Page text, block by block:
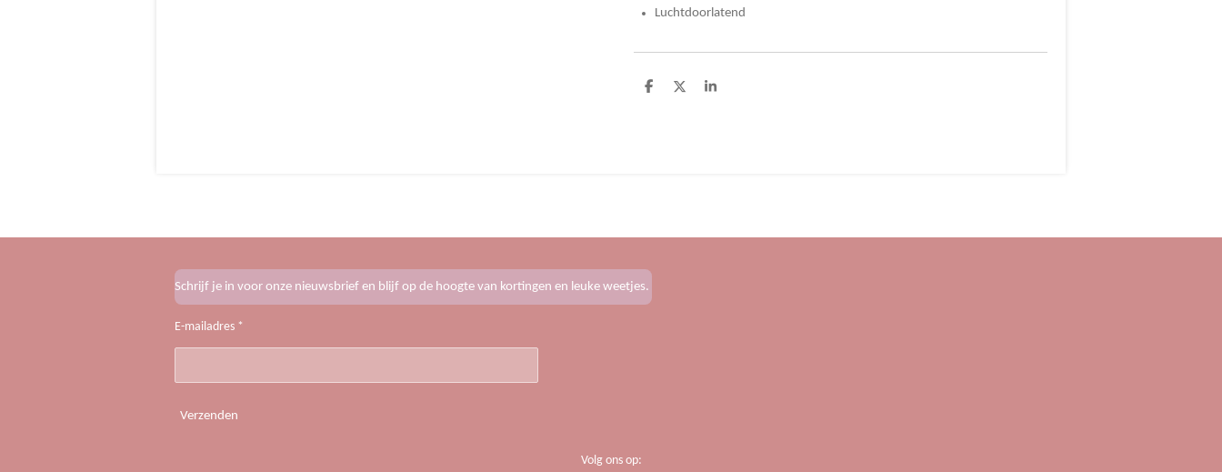
Luchtdoorlatend
D
D
S
Schrijf je in voor onze nieuwsbrief en blijf op de hoogte van kortingen en leuke weetjes.
E-mailadres *
Verzenden
Volg ons op: